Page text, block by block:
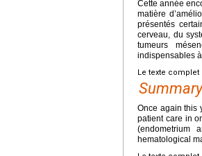
Cette année
matière
présentés
cerveau, du
tumeurs
indispensables
Le texte
Summary
Once again this
patient care in
(endometrium
hematological